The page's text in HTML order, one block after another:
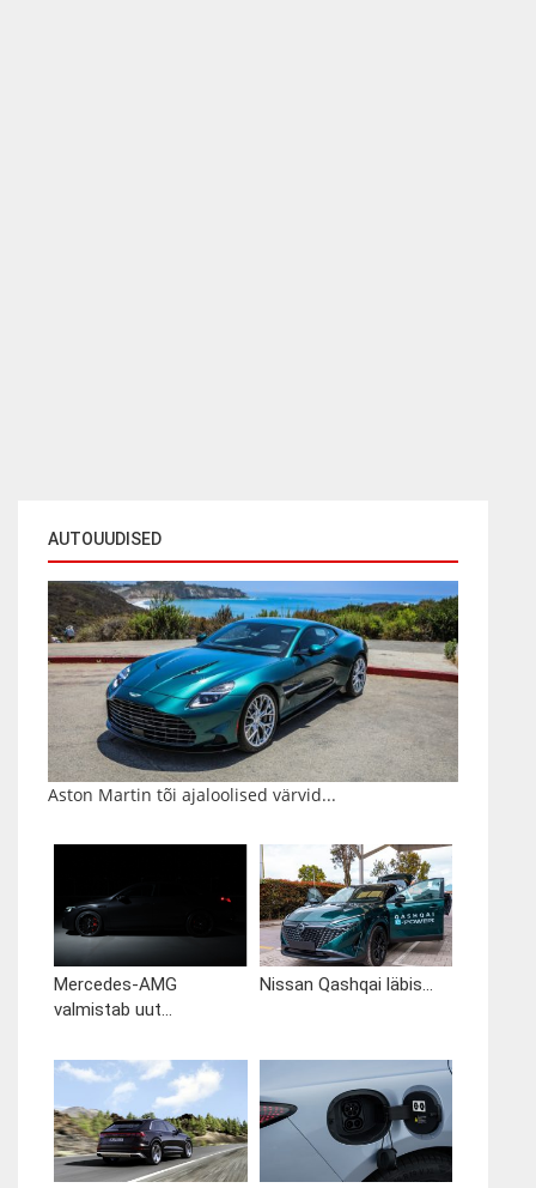
AUTOUUDISED
Aston Martin tõi ajaloolised värvid...
Mercedes-AMG
valmistab uut...
Nissan Qashqai läbis...